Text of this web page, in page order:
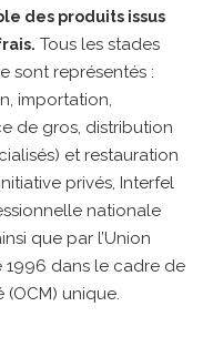
des produits issus
Tous les stades
sont représentés :
importation,
de gros, distribution
et restauration
privés, Interfel
nationale
que par l’Union
1996 dans le cadre de
(OCM) unique.